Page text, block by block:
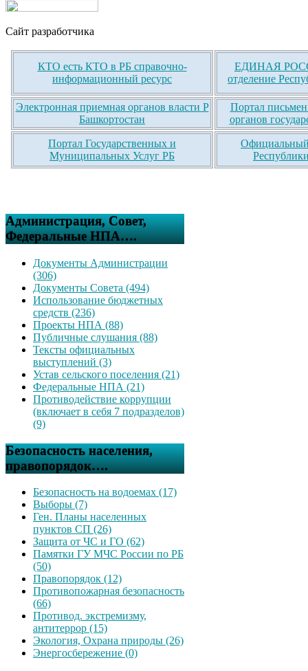
Сайт разработчика
КТО есть КТО в РБ справочно-
информационный ресурс
ЕДИНАЯ
отделение
Электронная приемная органов власти Р
Башкортостан
Портал
органов
Портал Государственных и
Муниципальных Услуг РБ
Официальный
Администрация, Совет,
Федеральные НПА….
Документы Администрации
(306)
Документы Совета (494)
Использование бюджетных
средств (236)
Проекты НПА (88)
Публичные слушания (88)
Тексты официальных
выступлений (3)
Устав сельского поселения (21)
Федеральные НПА (21)
Противодействие коррупции
(включает в себя 7 подразделов)
(9)
Безопасность населения,
правопорядок….
Безопасность на водоемах (17)
Выборы (7)
Ген. Планы населенных
пунктов СП (26)
Защита от ЧС и ГО (62)
Памятки ГУ МЧС России по РБ
(50)
Правопорядок (12)
Противопожарная безопасность
(66)
Противод. экстремизму,
антитеррор (15)
Экология, Охрана природы (26)
Энергосбережение (0)